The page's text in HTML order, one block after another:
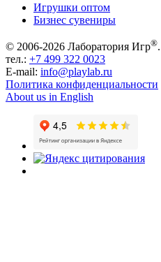
Игрушки оптом
Бизнес сувениры
© 2006-2026 Лаборатория Игр®.
тел.: +7 499 322 0023
E-mail: info@playlab.ru
Политика конфиденциальности
About us in English